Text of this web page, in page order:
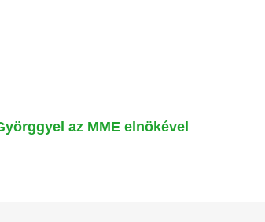
az MME elnökével